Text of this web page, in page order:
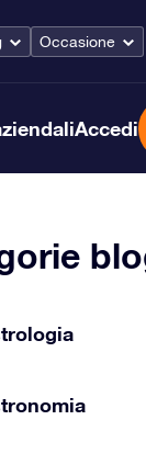
Occasione
Accedi